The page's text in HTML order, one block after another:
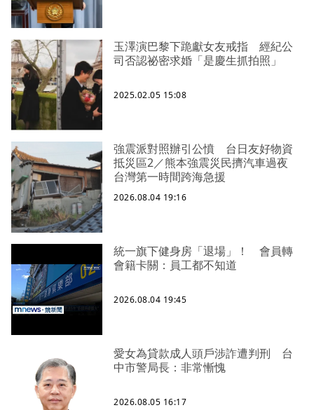
玉澤演巴黎下跪獻女友戒指 經紀公
司否認祕密求婚「是慶生抓拍照」
2025.02.05 15:08
強震派對照辦引公憤 台日友好物資
抵災區2／熊本強震災民擠汽車過夜
台灣第一時間跨海急援
2026.08.04 19:16
統一旗下健身房「退場」！ 會員轉
會籍卡關：員工都不知道
2026.08.04 19:45
愛女為貸款成人頭戶涉詐遭判刑 台
中市警局長：非常慚愧
2026.08.05 16:17